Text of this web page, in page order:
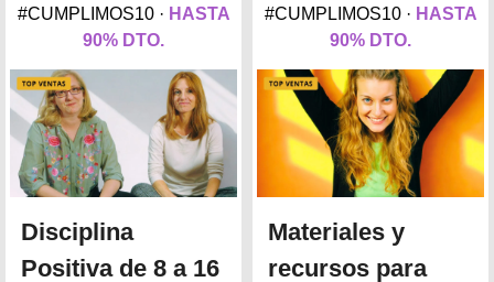
#CUMPLIMOS10 · HASTA
90% DTO.
Disciplina
Positiva de 8 a 16
#CUMPLIMOS10 · HASTA
90% DTO.
Materiales y
recursos para